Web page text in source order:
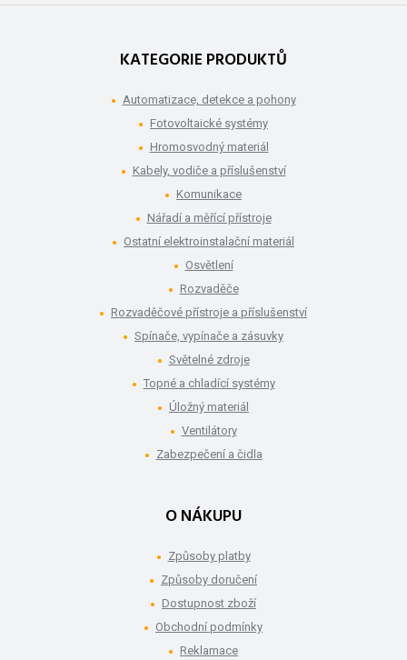
KATEGORIE PRODUKTŮ
Automatizace, detekce a pohony
Fotovoltaické systémy
Hromosvodný materiál
Kabely, vodiče a příslušenství
Komunikace
Nářadí a měřící přístroje
Ostatní elektroinstalační materiál
Osvětlení
Rozvaděče
Rozvaděčové přístroje a příslušenství
Spínače, vypínače a zásuvky
Světelné zdroje
Topné a chladící systémy
Úložný materiál
Ventilátory
Zabezpečení a čidla
O NÁKUPU
Způsoby platby
Způsoby doručení
Dostupnost zboží
Obchodní podmínky
Reklamace